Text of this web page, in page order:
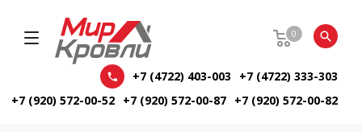
0
+7 (4722) 403-003
+7 (4722) 333-303
+7 (920) 572-00-52 +7 (920) 572-00-87 +7 (920) 572-00-82